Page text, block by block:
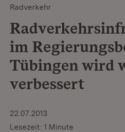
Radverkehr
im
Tübingen wird
verbessert
22.07.2013
Lesezeit: 1 Minute